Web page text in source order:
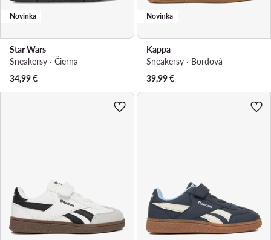
Novinka
Star Wars
Sneakersy · Čierna
34,99€
Novinka
Kappa
Sneakersy · Bordová
39,99€